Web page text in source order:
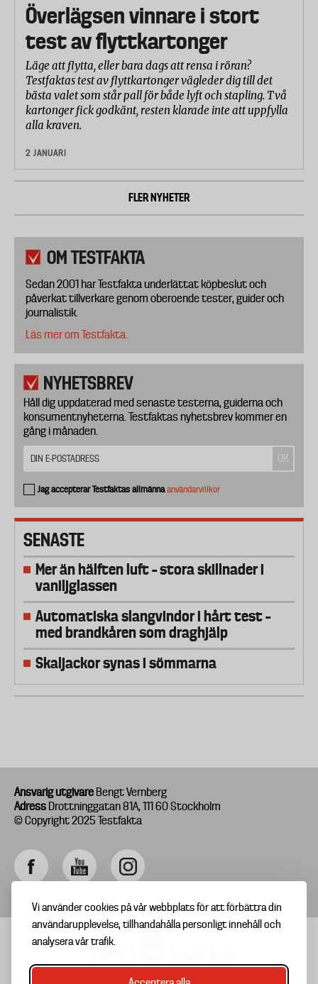
Vi använder cookies på vår webbplats för att förbättra din
användarupplevelse, tillhandahålla personligt innehåll och
analysera vår trafik.
Överlägsen vinnare i stort
test av flyttkartonger
Läge att flytta, eller bara dags att rensa i röran?
Testfaktas test av flyttkartonger vägleder dig till det
bästa valet som står pall för både lyft och stapling. Två
kartonger fick godkänt, resten klarade inte att uppfylla
alla kraven.
2 JANUARI
FLER NYHETER
OM TESTFAKTA
Sedan 2001 har Testfakta underlättat köpbeslut och
påverkat tillverkare genom oberoende tester, guider och
journalistik.
Läs mer om Testfakta.
NYHETSBREV
Håll dig uppdaterad med senaste testerna, guiderna och
konsumentnyheterna. Testfaktas nyhetsbrev kommer en
gång i månaden.
Jag accepterar Testfaktas allmännaanvändarvillkor
SENASTE
Mer än hälften luft – stora skillnader i
vaniljglassen
Automatiska slangvindor i hårt test –
med brandkåren som draghjälp
Skaljackor synas i sömmarna
Ansvarig utgivare Bengt Vernberg
Adress Drottninggatan 81A, 111 60 Stockholm
© Copyright 2025 Testfakta